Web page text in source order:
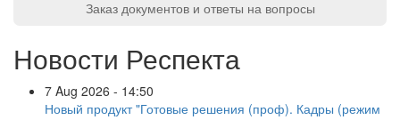
Заказ документов и ответы на вопросы
Новости Респекта
7 Aug 2026 - 14:50
Новый продукт "Готовые решения (проф). Кадры (режим